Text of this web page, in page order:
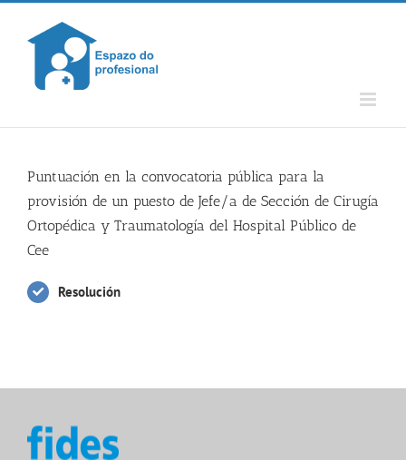
Skip
content
Puntuación en la convocatoria pública para la
provisión de un puesto de Jefe/a de Sección de Cirugía
Ortopédica y Traumatología del Hospital Público de
Cee
Resolución